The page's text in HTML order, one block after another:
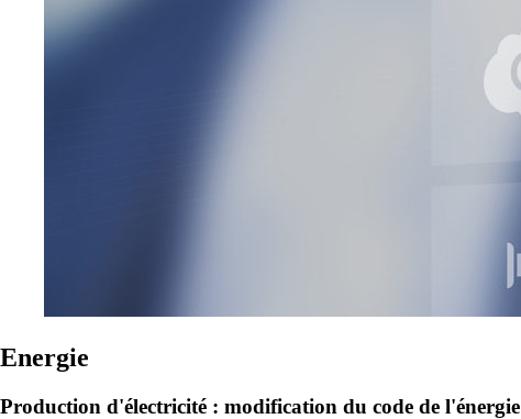
Energie
Production d'électricité : modification du code de l'énergie